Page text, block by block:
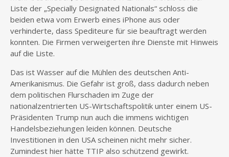
Liste der „Specially Designated Nationals“ schloss die
beiden etwa vom Erwerb eines iPhone aus oder
verhinderte, dass Spediteure für sie beauftragt werden
konnten. Die Firmen verweigerten ihre Dienste mit Hinweis
auf die Liste.
Das ist Wasser auf die Mühlen des deutschen Anti-
Amerikanismus. Die Gefahr ist groß, dass dadurch neben
dem politischen Flurschaden im Zuge der
nationalzentrierten US-Wirtschaftspolitik unter einem US-
Präsidenten Trump nun auch die immens wichtigen
Handelsbeziehungen leiden können. Deutsche
Investitionen in den USA scheinen nicht mehr sicher.
Zumindest hier hätte TTIP also schützend gewirkt.